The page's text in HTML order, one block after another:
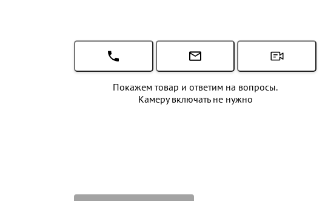
Покажем товар и ответим на вопросы.
Камеру включать не нужно